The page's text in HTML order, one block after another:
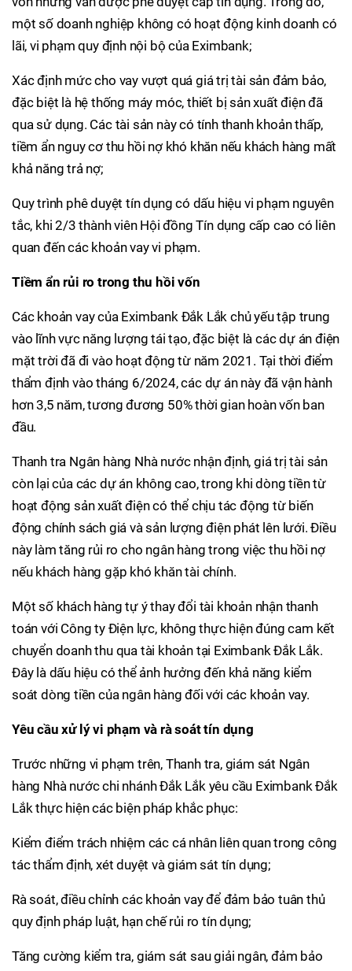
một số doanh nghiệp không có hoạt động kinh doanh có
lãi, vi phạm quy định nội bộ của Eximbank;
Xác định mức cho vay vượt quá giá trị tài sản đảm bảo,
đặc biệt là hệ thống máy móc, thiết bị sản xuất điện đã
qua sử dụng. Các tài sản này có tính thanh khoản thấp,
tiềm ẩn nguy cơ thu hồi nợ khó khăn nếu khách hàng mất
khả năng trả nợ;
Quy trình phê duyệt tín dụng có dấu hiệu vi phạm nguyên
tắc, khi 2/3 thành viên Hội đồng Tín dụng cấp cao có liên
quan đến các khoản vay vi phạm.
Tiềm ẩn rủi ro trong thu hồi vốn
Các khoản vay của Eximbank Đắk Lắk chủ yếu tập trung
vào lĩnh vực năng lượng tái tạo, đặc biệt là các dự án điện
mặt trời đã đi vào hoạt động từ năm 2021. Tại thời điểm
thẩm định vào tháng 6/2024, các dự án này đã vận hành
hơn 3,5 năm, tương đương 50% thời gian hoàn vốn ban
đầu.
Thanh tra Ngân hàng Nhà nước nhận định, giá trị tài sản
còn lại của các dự án không cao, trong khi dòng tiền từ
hoạt động sản xuất điện có thể chịu tác động từ biến
động chính sách giá và sản lượng điện phát lên lưới. Điều
này làm tăng rủi ro cho ngân hàng trong việc thu hồi nợ
nếu khách hàng gặp khó khăn tài chính.
Một số khách hàng tự ý thay đổi tài khoản nhận thanh
toán với Công ty Điện lực, không thực hiện đúng cam kết
chuyển doanh thu qua tài khoản tại Eximbank Đắk Lắk.
Đây là dấu hiệu có thể ảnh hưởng đến khả năng kiểm
soát dòng tiền của ngân hàng đối với các khoản vay.
Yêu cầu xử lý vi phạm và rà soát tín dụng
Trước những vi phạm trên, Thanh tra, giám sát Ngân
hàng Nhà nước chi nhánh Đắk Lắk yêu cầu Eximbank Đắk
Lắk thực hiện các biện pháp khắc phục:
Kiểm điểm trách nhiệm các cá nhân liên quan trong công
tác thẩm định, xét duyệt và giám sát tín dụng;
Rà soát, điều chỉnh các khoản vay để đảm bảo tuân thủ
quy định pháp luật, hạn chế rủi ro tín dụng;
Tăng cường kiểm tra, giám sát sau giải ngân, đảm bảo